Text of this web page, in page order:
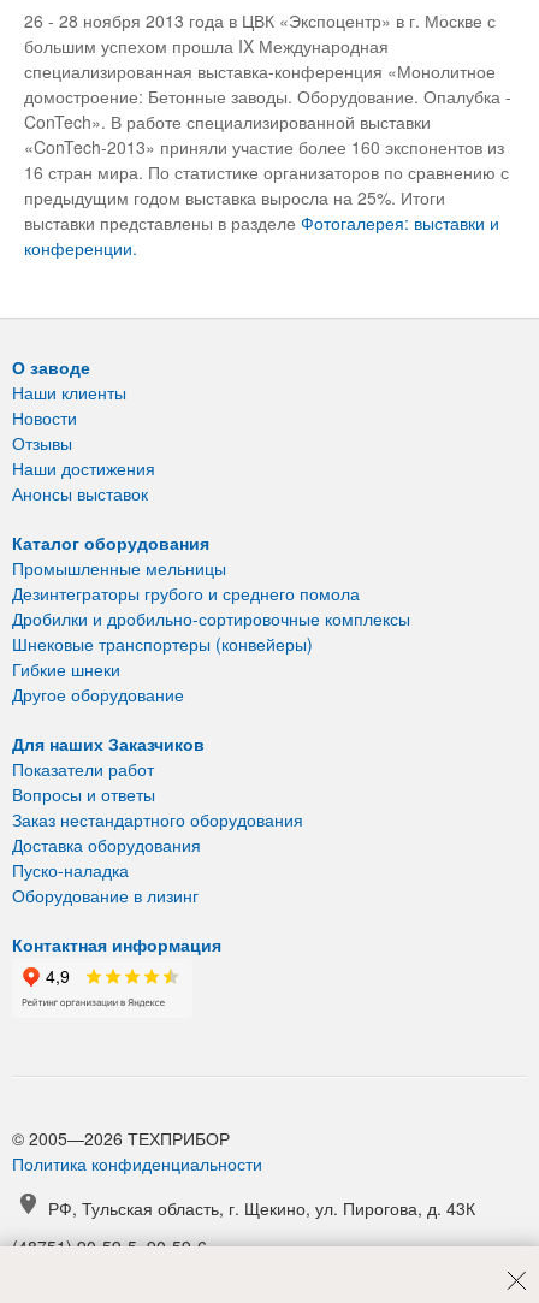
26 - 28 ноября 2013 года в ЦВК «Экспоцентр» в г. Москве с
большим успехом прошла IX Международная
специализированная выставка-конференция «Монолитное
домостроение: Бетонные заводы. Оборудование. Опалубка -
ConTech». В работе специализированной выставки
«ConTech-2013» приняли участие более 160 экспонентов из
16 стран мира. По статистике организаторов по сравнению с
предыдущим годом выставка выросла на 25%. Итоги
выставки представлены в разделе Фотогалерея: выставки и
конференции.
О заводе
Наши клиенты
Новости
Отзывы
Наши достижения
Анонсы выставок
Каталог оборудования
Промышленные мельницы
Дезинтеграторы грубого и среднего помола
Дробилки и дробильно-сортировочные комплексы
Шнековые транспортеры (конвейеры)
Гибкие шнеки
Другое оборудование
Для наших Заказчиков
Показатели работ
Вопросы и ответы
Заказ нестандартного оборудования
Доставка оборудования
Пуско-наладка
Оборудование в лизинг
Контактная информация
© 2005—2026 ТЕХПРИБОР
Политика конфиденциальности
РФ, Тульская область, г. Щекино, ул. Пирогова, д. 43К
(48751) 90-59-5, 90-59-6